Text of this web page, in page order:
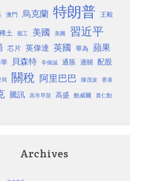
澳門 烏克蘭 特朗普 王毅
土 罷工 美國 美團 習近平
芯片 英偉達 英國 華為 蘋果
貝森特 辛偉誠 通脹 通關 配股
局 關稅 阿里巴巴 陳茂波 香港
騰訊 高市早苗 高盛 鮑威爾 黃仁勳
Archives